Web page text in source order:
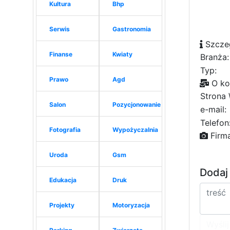
Kultura
Serwis
Finanse
Prawo
Salon
Fotografia
Uroda
Edukacja
Projekty
Bhp
Gastronomia
Kwiaty
Agd
Pozycjonowanie
Wypożyczalnia
Gsm
Druk
Motoryzacja
Branża:
Typ:
O
Strona
e-mail: